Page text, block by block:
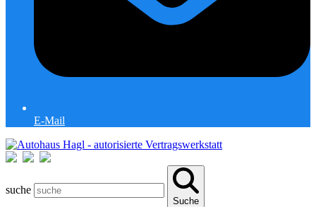
E-Mail
suche
Suche